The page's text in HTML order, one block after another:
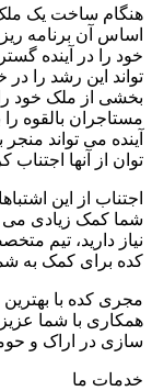
هنگام ساخت یک ملک
اساس آن برنامه
خود را در آینده
تواند این رشد را در
بخشی از ملک خود را
مستاجران بالقوه را
آینده می تواند
توان از آنها اجتناب
اجتناب از این
شما کمک زیادی می
نیاز دارید، تیم
کده برای کمک به
مجری کده با
همکاری با شما
سازی در اراک و
خدمات ما